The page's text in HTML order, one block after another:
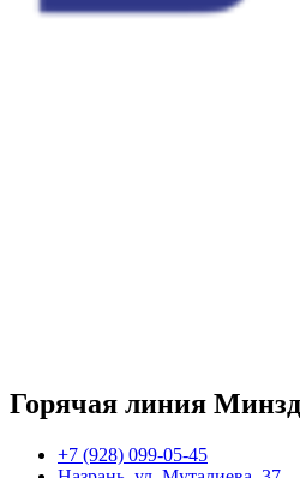
Горячая линия
+7 (928) 099-05-45